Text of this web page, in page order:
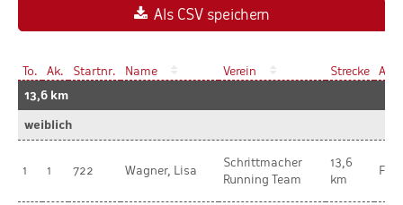
Als CSV speichern
To. Ak. Startnr. Name Verein Strecke
Ak.
13,6 km
weiblich
1 1 722 Wagner, Lisa
Schrittmacher
Running Team
13,6
km